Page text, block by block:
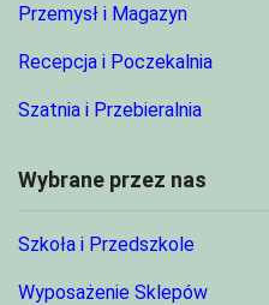
Przemysł i Magazyn
Recepcja i Poczekalnia
Szatnia i Przebieralnia
Wybrane przez nas
Szkoła i Przedszkole
Wyposażenie Sklepów